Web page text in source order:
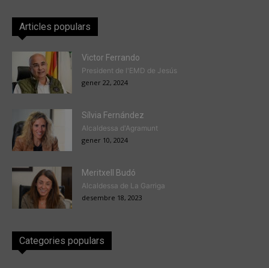
Articles populars
Victor Ferrando
President de l'EMD de Jesús
gener 22, 2024
Sílvia Fernández
Alcaldessa d'Agramunt
gener 10, 2024
Meritxell Budó
Alcaldessa de La Garriga
desembre 18, 2023
Categories populars